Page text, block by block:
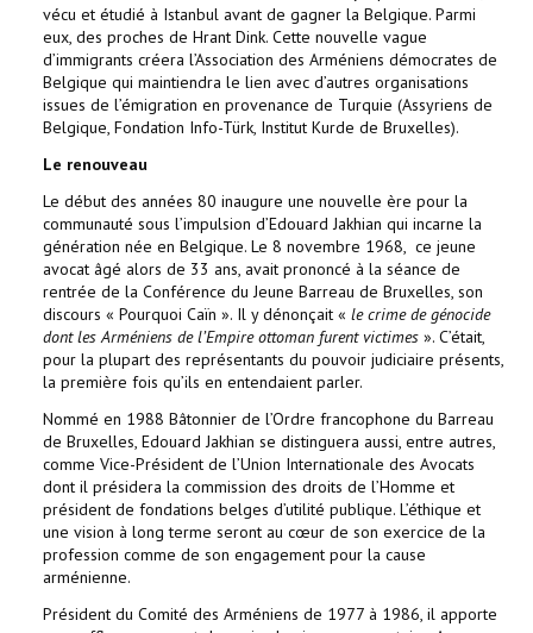
vécu et étudié à Istanbul avant de gagner la Belgique. Parmi
eux, des proches de Hrant Dink. Cette nouvelle vague
d’immigrants créera l’Association des Arméniens démocrates de
Belgique qui maintiendra le lien avec d’autres organisations
issues de l’émigration en provenance de Turquie (Assyriens de
Belgique, Fondation Info-Türk, Institut Kurde de Bruxelles).
Le renouveau
Le début des années 80 inaugure une nouvelle ère pour la
communauté sous l’impulsion d’Edouard Jakhian qui incarne la
génération née en Belgique. Le 8 novembre 1968, ce jeune
avocat âgé alors de 33 ans, avait prononcé à la séance de
rentrée de la Conférence du Jeune Barreau de Bruxelles, son
discours « Pourquoi Caïn ». Il y dénonçait « le crime de génocide
dont les Arméniens de l’Empire ottoman furent victimes ». C’était,
pour la plupart des représentants du pouvoir judiciaire présents,
la première fois qu’ils en entendaient parler.
Nommé en 1988 Bâtonnier de l’Ordre francophone du Barreau
de Bruxelles, Edouard Jakhian se distinguera aussi, entre autres,
comme Vice-Président de l’Union Internationale des Avocats
dont il présidera la commission des droits de l’Homme et
président de fondations belges d’utilité publique. L’éthique et
une vision à long terme seront au cœur de son exercice de la
profession comme de son engagement pour la cause
arménienne.
Président du Comité des Arméniens de 1977 à 1986, il apporte